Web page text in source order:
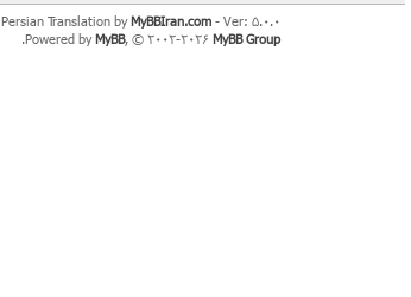
Persian Translation byMyBBIran.com- Ver: 5.0.0
Powered byMyBB, © 2002-2026 MyBB Group
.